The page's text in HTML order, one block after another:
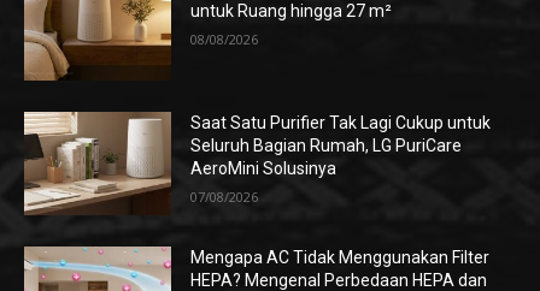
untuk Ruang hingga 27 m²
08/08/2026
Saat Satu Purifier Tak Lagi Cukup untuk
Seluruh Bagian Rumah, LG PuriCare
AeroMini Solusinya
07/08/2026
Mengapa AC Tidak Menggunakan Filter
HEPA? Mengenal Perbedaan HEPA dan